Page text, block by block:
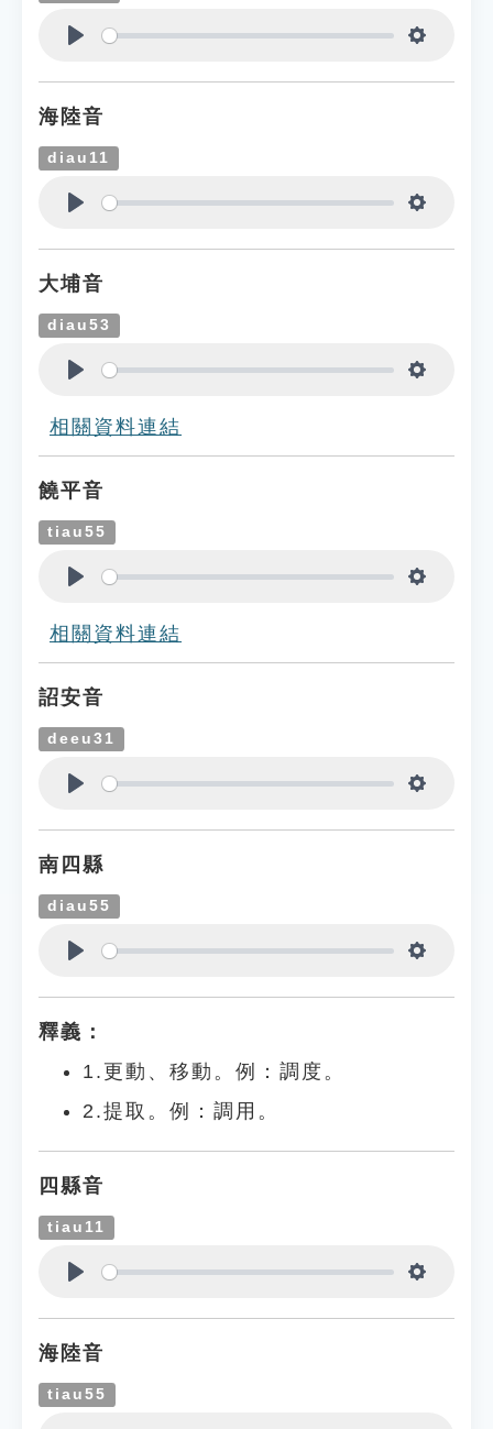
海陸音
diau11
大埔音
diau53
相關資料連結
饒平音
tiau55
相關資料連結
詔安音
deeu31
南四縣
diau55
釋義：
1.更動、移動。例：調度。
2.提取。例：調用。
四縣音
tiau11
海陸音
tiau55